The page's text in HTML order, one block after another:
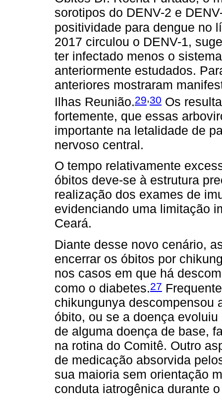
sorotipos do DENV-2 e
positividade para dengue no
2017 circulou o DENV-1,
ter infectado menos o
anteriormente estudados.
anteriores mostraram
Ilhas Reunião.29,30 Os
fortemente, que essas
importante na letalidade de
nervoso central.
O tempo relativamente
óbitos deve-se à estrutura
realização dos exames de
evidenciando uma limitação
Ceará.
Diante desse novo cenário,
encerrar os óbitos por
nos casos em que há
como o diabetes.27
chikungunya descompensou
óbito, ou se a doença
de alguma doença de base,
na rotina do Comitê. Outro
de medicação absorvida
sua maioria sem orientação
conduta iatrogênica durante